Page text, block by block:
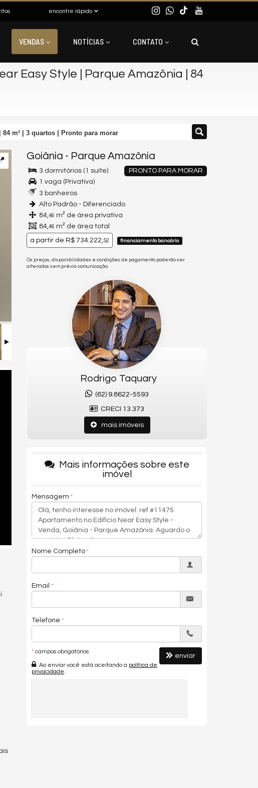
encontre rápido
VENDAS NOTÍCIAS CONTATO
Easy Style | Parque Amazônia | 84
m² | 3 quartos | Pronto para morar
Goiânia - Parque Amazônia
PRONTO PARA MORAR
3 dormitórios (1 suíte)
1 vaga (Privativa)
3 banheiros
Alto Padrão - Diferenciado
84,46 m² de área privativa
84,46 m² de área total
a partir de R$ 734.222,52 financiamento bancário
Os preços, disponibilidades e condições de pagamento poderão ser
alterados sem prévia comunicação.
Rodrigo Taquary
(62) 9.8622-5593
CRECI 13.373
mais imóveis
Mais informações sobre este
imóvel
Mensagem
Nome Completo
Email
Telefone
* campos obrigatórios
Ao enviar você está aceitando a política de
privacidade
enviar